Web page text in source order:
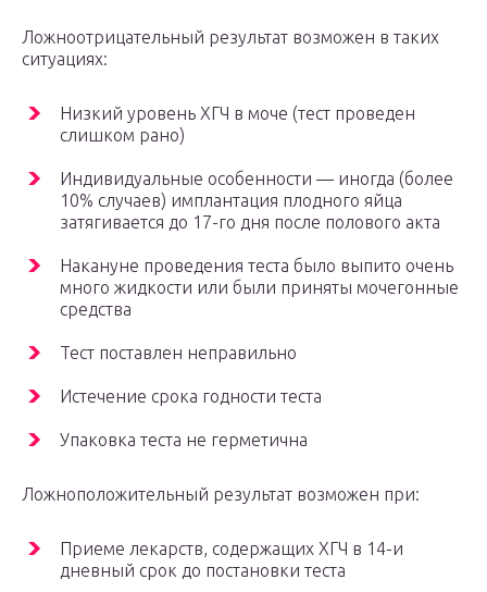
Ложноотрицательный результат возможен в таких
ситуациях:
Низкий уровень ХГЧ в моче (тест проведен
слишком рано)
Индивидуальные особенности — иногда (более
10% случаев) имплантация плодного яйца
затягивается до 17-го дня после полового акта
Накануне проведения теста было выпито очень
много жидкости или были приняты мочегонные
средства
Тест поставлен неправильно
Истечение срока годности теста
Упаковка теста не герметична
Ложноположительный результат возможен при:
Приеме лекарств, содержащих ХГЧ в 14-и
дневный срок до постановки теста